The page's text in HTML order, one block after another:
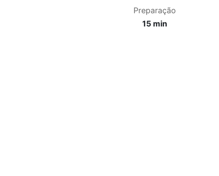
Preparação
15 min